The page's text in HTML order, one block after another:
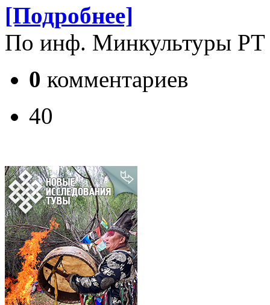
[Подробнее]
По инф. Минкультуры РТ
0 комментариев
40